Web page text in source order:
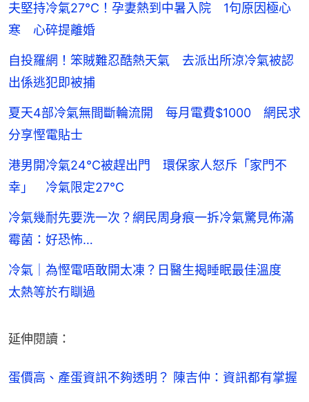
夫堅持冷氣27°C！孕妻熱到中暑入院 1句原因極心
寒 心碎提離婚
自投羅網！笨賊難忍酷熱天氣 去派出所涼冷氣被認
出係逃犯即被捕
夏天4部冷氣無間斷輪流開 每月電費$1000 網民求
分享慳電貼士
港男開冷氣24℃被趕出門 環保家人怒斥「家門不
幸」 冷氣限定27℃
冷氣幾耐先要洗一次？網民周身痕一拆冷氣驚見佈滿
霉菌：好恐怖…
冷氣｜為慳電唔敢開太凍？日醫生揭睡眠最佳溫度
太熱等於冇瞓過
延伸閱讀：
蛋價高、產蛋資訊不夠透明？ 陳吉仲：資訊都有掌握